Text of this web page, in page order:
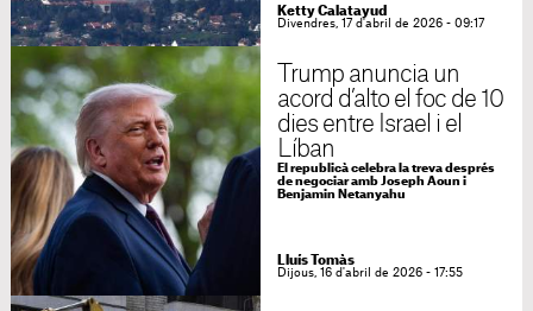
Ketty Calatayud
Divendres, 17 d'abril de 2026 - 09:17
Trump anuncia un
acord d’alto el foc de 10
dies entre Israel i el
Líban
El republicà celebra la treva després
de negociar amb Joseph Aoun i
Benjamin Netanyahu
Lluís Tomàs
Dijous, 16 d'abril de 2026 - 17:55